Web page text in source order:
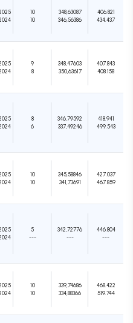
10
10
348,63087
346,56386
406.821
434.437
9
8
348,47603
350,63617
407.843
408.158
8
6
346,79592
337,49246
418.941
499.543
10
10
345,58846
341,73691
427.037
467.859
5
---
342,72776
---
446.804
---
10
10
339,74686
334,88366
468.422
519.744